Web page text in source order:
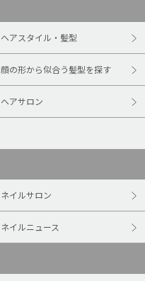
ヘアスタイル・髪型
顔の形から似合う髪型を探す
ヘアサロン
ネイルサロン
ネイルニュース